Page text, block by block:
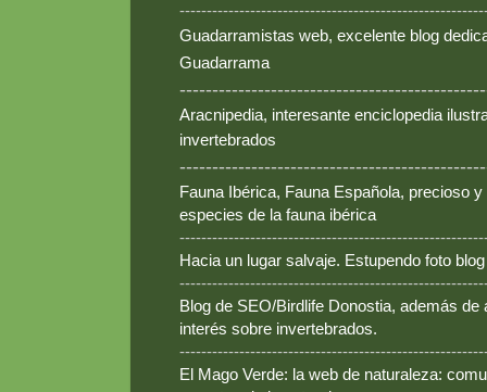
Guadarramistas web, excelente blog
Guadarrama
Aracnipedia, interesante enciclopedia
invertebrados
Fauna Ibérica, Fauna Española, precioso
especies de la fauna ibérica
Hacia un lugar salvaje. Estupendo foto
Blog de SEO/Birdlife Donostia, además
interés sobre invertebrados.
El Mago Verde: la web de naturaleza: